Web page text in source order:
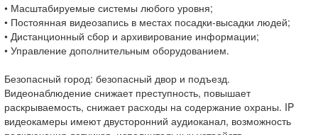
• Масштабируемые системы любого уровня;
• Постоянная видеозапись в местах посадки-высадки людей;
• Дистанционный сбор и архивирование информации;
• Управление дополнительным оборудованием.
Безопасный город: безопасный двор и подъезд.
Видеонаблюдение снижает преступность, повышает
раскрываемость, снижает расходы на содержание охраны. IP
видеокамеры имеют двусторонний аудиоканал, возможность